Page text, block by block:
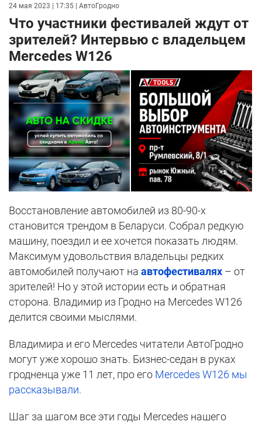
24 мая 2023 | 17:35 | АвтоГродно
Что участники фестивалей ждут от
зрителей? Интервью с владельцем
Mercedes W126
Восстановление автомобилей из 80-90-х
становится трендом в Беларуси. Собрал редкую
машину, поездил и ее хочется показать людям.
Максимум удовольствия владельцы редких
автомобилей получают на автофестивалях – от
зрителей! Но у этой истории есть и обратная
сторона. Владимир из Гродно на Mercedes W126
делится своими мыслями.
Владимира и его Mercedes читатели АвтоГродно
могут уже хорошо знать. Бизнес-седан в руках
гродненца уже 11 лет, про его Mercedes W126 мы
рассказывали.
Шаг за шагом все эти годы Mercedes нашего